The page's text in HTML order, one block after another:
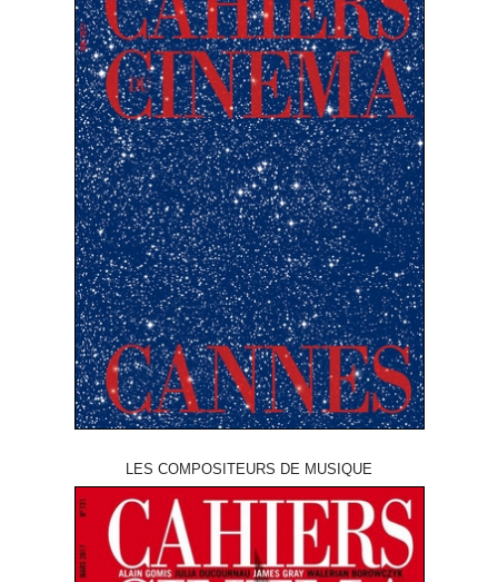
LES COMPOSITEURS DE MUSIQUE